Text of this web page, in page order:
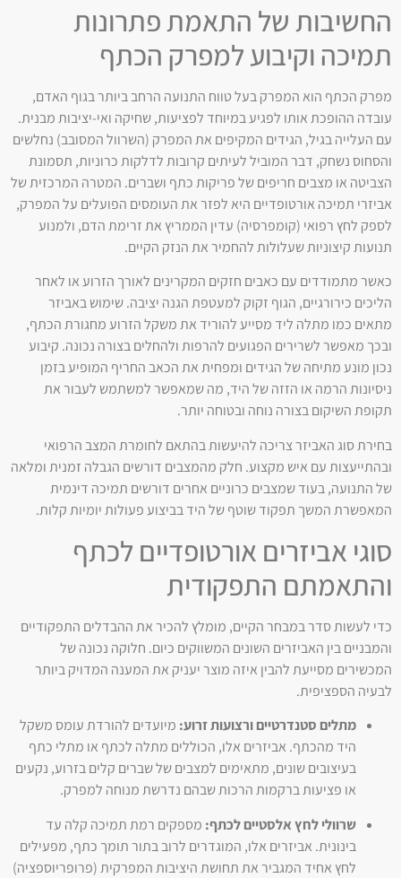
החשיבות של התאמת פתרונות
תמיכה וקיבוע למפרק הכתף
מפרק הכתף הוא המפרק בעל טווח התנועה הרחב ביותר בגוף האדם,
עובדה ההופכת אותו לפגיע במיוחד לפציעות, שחיקה ואי-יציבות מבנית.
עם העלייה בגיל, הגידים המקיפים את המפרק (השרוול המסובב) נחלשים
והסחוס נשחק, דבר המוביל לעיתים קרובות לדלקות כרוניות, תסמונת
הצביטה או מצבים חריפים של פריקות כתף ושברים. המטרה המרכזית של
אביזרי תמיכה אורטופדיים היא לפזר את העומסים הפועלים על המפרק,
לספק לחץ רפואי (קומפרסיה) עדין הממריץ את זרימת הדם, ולמנוע
תנועות קיצוניות שעלולות להחמיר את הנזק הקיים.
כאשר מתמודדים עם כאבים חזקים המקרינים לאורך הזרוע או לאחר
הליכים כירורגיים, הגוף זקוק למעטפת הגנה יציבה. שימוש באביזר
מתאים כמו מתלה ליד מסייע להוריד את משקל הזרוע מחגורת הכתף,
ובכך מאפשר לשרירים הפגועים להרפות ולהחלים בצורה נכונה. קיבוע
נכון מונע מתיחה של הגידים ומפחית את הכאב החריף המופיע בזמן
ניסיונות הרמה או הזזה של היד, מה שמאפשר למשתמש לעבור את
תקופת השיקום בצורה נוחה ובטוחה יותר.
בחירת סוג האביזר צריכה להיעשות בהתאם לחומרת המצב הרפואי
ובהתייעצות עם איש מקצוע. חלק מהמצבים דורשים הגבלה זמנית ומלאה
של התנועה, בעוד שמצבים כרוניים אחרים דורשים תמיכה דינמית
המאפשרת המשך תפקוד שוטף של היד בביצוע פעולות יומיות קלות.
סוגי אביזרים אורטופדיים לכתף
והתאמתם התפקודית
כדי לעשות סדר במבחר הקיים, מומלץ להכיר את ההבדלים התפקודיים
והמבניים בין האביזרים השונים המשווקים כיום. חלוקה נכונה של
המכשירים מסייעת להבין איזה מוצר יעניק את המענה המדויק ביותר
לבעיה הספציפית.
מתלים סטנדרטיים ורצועות זרוע: מיועדים להורדת עומס משקל
היד מהכתף. אביזרים אלו, הכוללים מתלה לכתף או מתלי כתף
בעיצובים שונים, מתאימים למצבים של שברים קלים בזרוע, נקעים
או פציעות ברקמות הרכות שבהם נדרשת מנוחה למפרק.
שרוולי לחץ אלסטיים לכתף: מספקים רמת תמיכה קלה עד
בינונית. אביזרים אלו, המוגדרים לרוב בתור תומך כתף, מפעילים
לחץ אחיד המגביר את תחושת היציבות המפרקית (פרופריוספציה)